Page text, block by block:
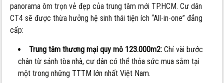
panorama ôm trọn vẻ đẹp của trung tâm mới TP.HCM. Cư dân
CT4 sẽ được thừa hưởng hệ sinh thái tiện ích “All-in-one” đẳng
cấp:
Trung tâm thương mại quy mô 123.000m2: Chỉ vài bước
chân từ sảnh tòa nhà, cư dân có thể thỏa sức mua sắm tại
một trong những TTTM lớn nhất Việt Nam.